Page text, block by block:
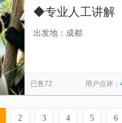
◆专业人工讲解
深度讲解2.5-3H
出发地：成都
已售72 用户点评：
2 3 4 5 6